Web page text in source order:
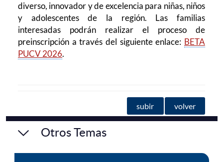
diverso, innovador y de excelencia para niñas, niños
y adolescentes de la región. Las familias
interesadas podrán realizar el proceso de
preinscripción a través del siguiente enlace: BETA
PUCV 2026.
subir volver
Otros Temas